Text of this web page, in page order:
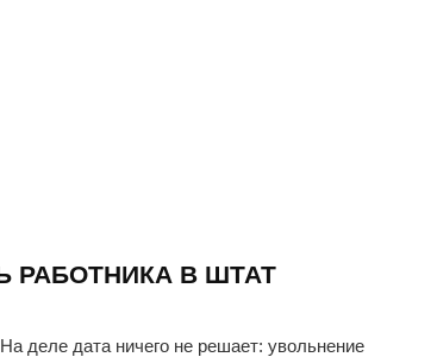
РАБОТНИКА В ШТАТ
деле дата ничего не решает: увольнение